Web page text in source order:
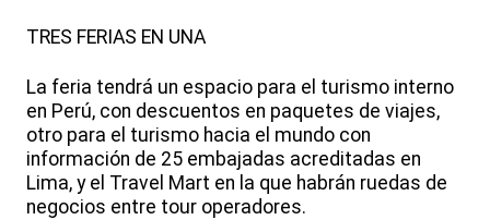
TRES FERIAS EN UNA
La feria tendrá un espacio para el turismo interno
en Perú, con descuentos en paquetes de viajes,
otro para el turismo hacia el mundo con
información de 25 embajadas acreditadas en
Lima, y el Travel Mart en la que habrán ruedas de
negocios entre tour operadores.